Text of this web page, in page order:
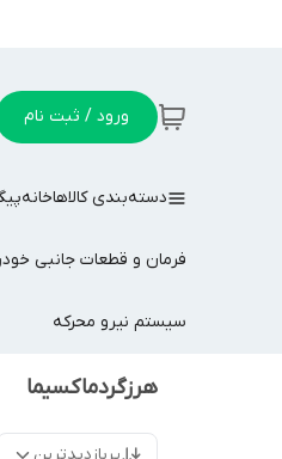
ورود / ثبت نام
دسته‌بندی کالاهاخانه
فرمان و قطعات جانبی
سیستم نیرو محرکه
هرزگردماکسیما